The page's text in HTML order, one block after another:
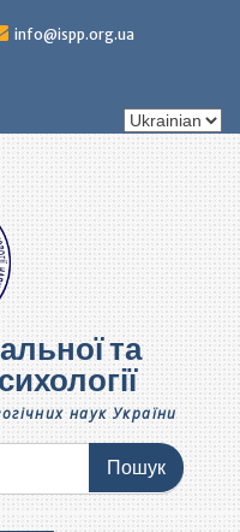
info@ispp.org.ua
Вибрати
та
наук України